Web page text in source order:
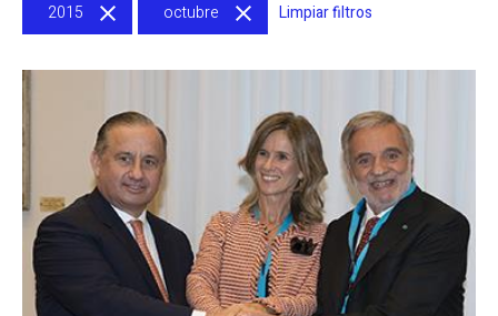
2015 octubre Limpiar filtros